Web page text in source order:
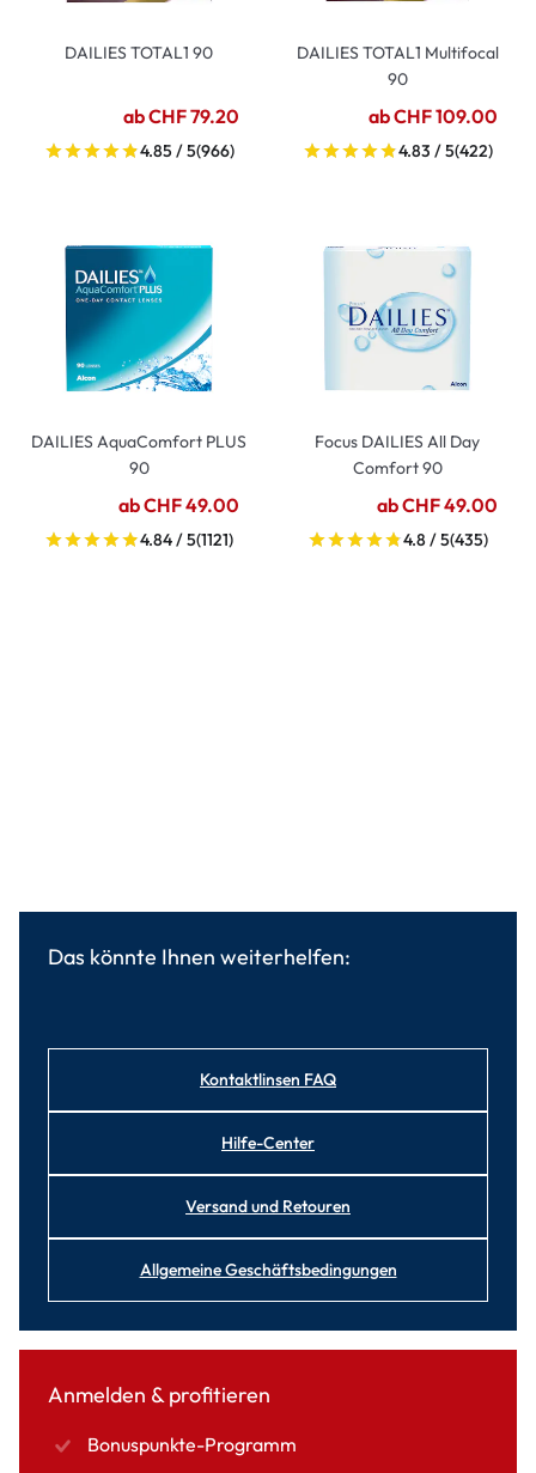
DAILIES TOTAL1 90
ab CHF 79.20
4.85 / 5(966)
DAILIES TOTAL1 Multifocal
90
ab CHF 109.00
4.83 / 5(422)
DAILIES AquaComfort PLUS
90
ab CHF 49.00
4.84 / 5(1121)
Focus DAILIES All Day
Comfort 90
ab CHF 49.00
4.8 / 5(435)
Das könnte Ihnen weiterhelfen:
Kontaktlinsen FAQ
Hilfe-Center
Versand und Retouren
Allgemeine Geschäftsbedingungen
Anmelden & profitieren
Bonuspunkte-Programm